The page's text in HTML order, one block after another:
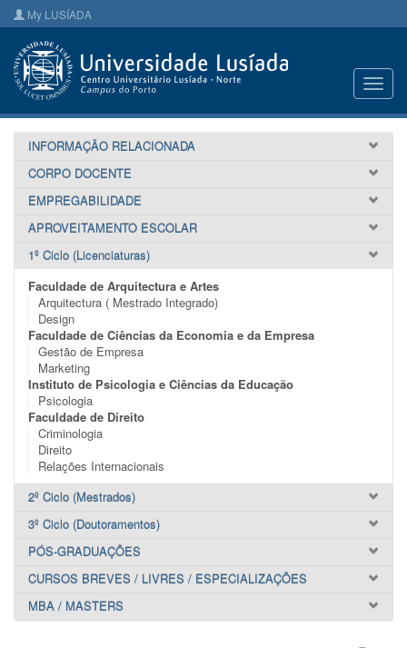
My LUSÍADA
INFORMAÇÃO RELACIONADA
CORPO DOCENTE
EMPREGABILIDADE
APROVEITAMENTO ESCOLAR
1º Ciclo (Licenciaturas)
Faculdade de Arquitectura e Artes
Arquitectura ( Mestrado Integrado)
Design
Faculdade de Ciências da Economia e da Empresa
Gestão de Empresa
Marketing
Instituto de Psicologia e Ciências da Educação
Psicologia
Faculdade de Direito
Criminologia
Direito
Relações Internacionais
2º Ciclo (Mestrados)
3º Ciclo (Doutoramentos)
PÓS-GRADUAÇÕES
CURSOS BREVES / LIVRES / ESPECIALIZAÇÕES
MBA / MASTERS